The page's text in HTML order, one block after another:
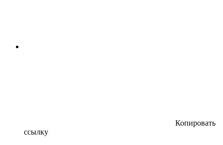
Копировать
ссылку